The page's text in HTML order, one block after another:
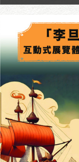
時間︱113年10月23
地點︱國立成功大學